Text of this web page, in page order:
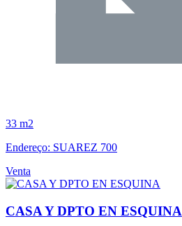
33 m2
Endereço: SUAREZ 700
Venta
CASA Y DPTO EN ESQUINA